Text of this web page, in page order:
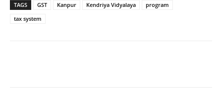
TAGS GST Kanpur Kendriya Vidyalaya
program
tax system